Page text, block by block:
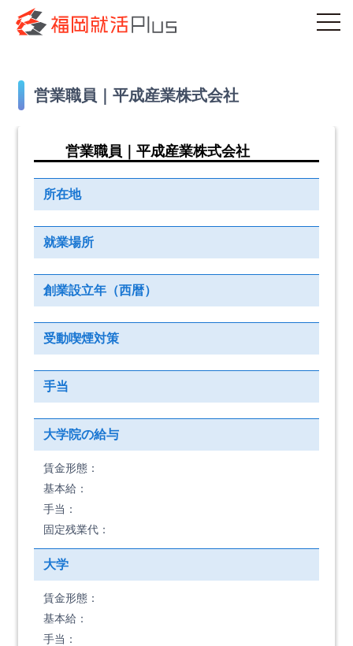
営業職員｜平成産業株式会社
営業職員｜平成産業株式会社
所在地
就業場所
創業設立年（西暦）
受動喫煙対策
手当
大学院の給与
賃金形態：
基本給：
手当：
固定残業代：
大学
賃金形態：
基本給：
手当：